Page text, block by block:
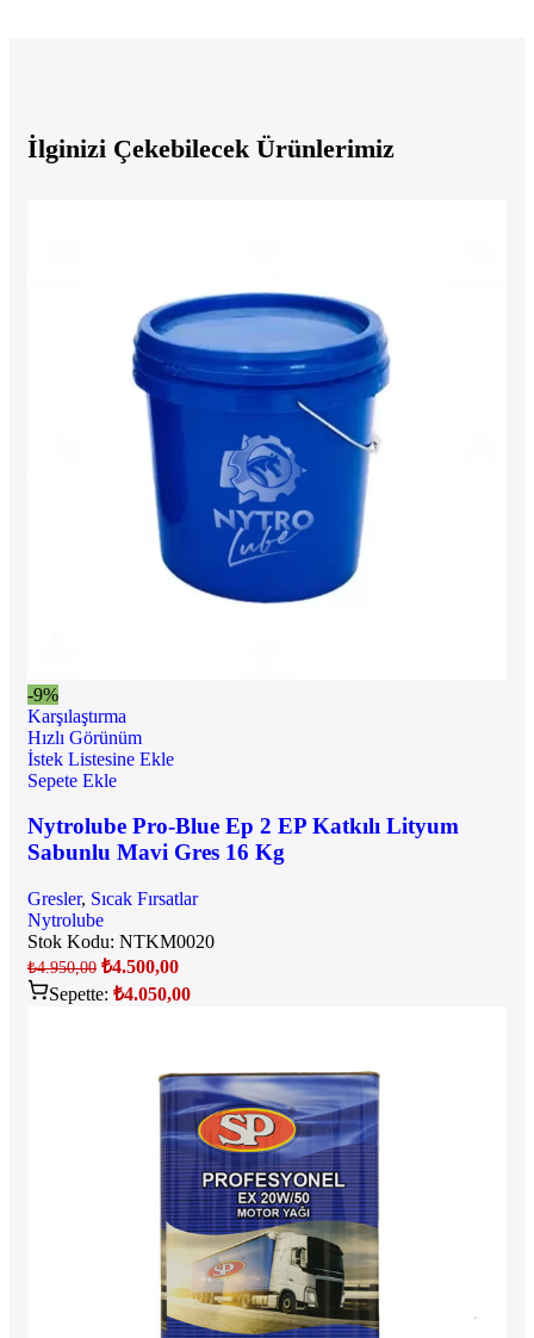
İlginizi Çekebilecek Ürünlerimiz
-9%
Karşılaştırma
Hızlı Görünüm
İstek Listesine Ekle
Sepete Ekle
Nytrolube Pro-Blue Ep 2 EP Katkılı Lityum
Sabunlu Mavi Gres 16 Kg
Gresler, Sıcak Fırsatlar
Nytrolube
Stok Kodu: NTKM0020
₺4.950,00 ₺4.500,00
Sepette: ₺4.050,00